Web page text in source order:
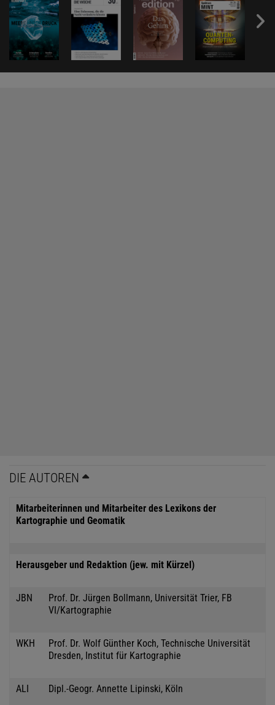
DIE AUTOREN
Mitarbeiterinnen und Mitarbeiter des Lexikons der
Kartographie und Geomatik
Herausgeber und Redaktion (jew. mit Kürzel)
JBN
Prof. Dr. Jürgen Bollmann, Universität Trier, FB
VI/Kartographie
WKH
Prof. Dr. Wolf Günther Koch, Technische Universität
Dresden, Institut für Kartographie
ALI Dipl.-Geogr. Annette Lipinski, Köln